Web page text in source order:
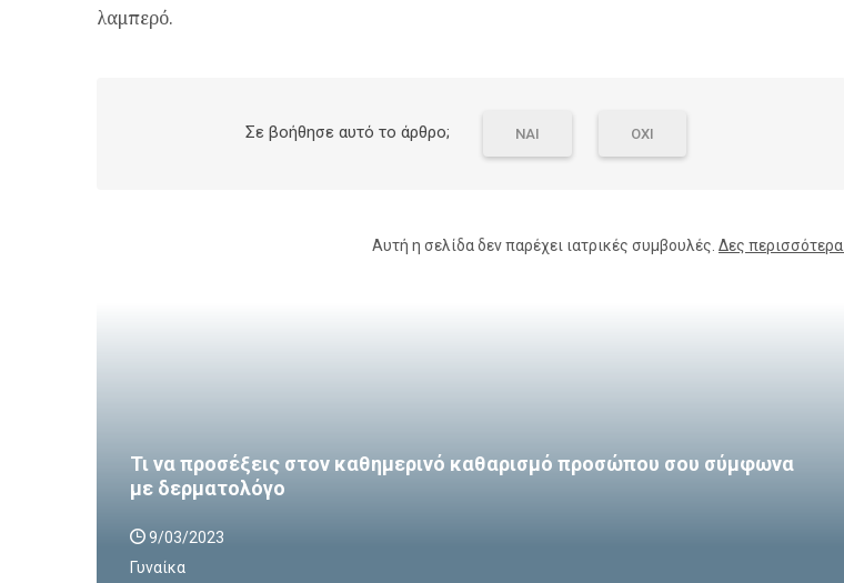
λαμπερό.
Σε βοήθησε αυτό το άρθρο; ΝΑΙ ΟΧΙ
Αυτή η σελίδα δεν παρέχει ιατρικές συμβουλές. Δες περισσότερα.
Τι να προσέξεις στον καθημερινό καθαρισμό προσώπου σου σύμφωνα
με δερματολόγο
9/03/2023
Γυναίκα